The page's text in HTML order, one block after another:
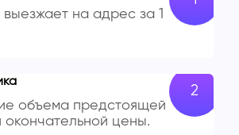
на адрес за 1
объема предстоящей
окончательной цены.